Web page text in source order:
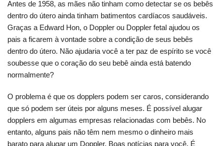
Antes de 1958, as mães não tinham como detectar se os bebês
dentro do útero ainda tinham batimentos cardíacos saudáveis.
Graças a Edward Hon, o Doppler ou Doppler fetal ajudou os
pais a ficarem à vontade sobre a condição de seus bebês
dentro do útero. Não ajudaria você a ter paz de espírito se você
soubesse que o coração do seu bebê ainda está batendo
normalmente?
O problema é que os dopplers podem ser caros, considerando
que só podem ser úteis por alguns meses. É possível alugar
dopplers em algumas empresas relacionadas com bebês. No
entanto, alguns pais não têm nem mesmo o dinheiro mais
barato para alugar um Doppler. Boas notícias para você. É